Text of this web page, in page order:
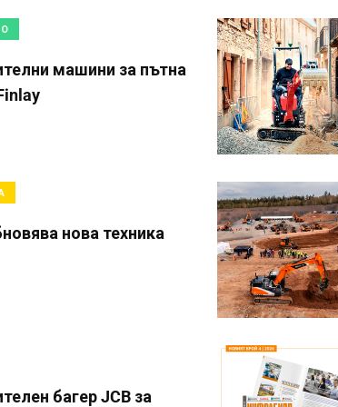
машини за пътна
нова техника
багер JCB за